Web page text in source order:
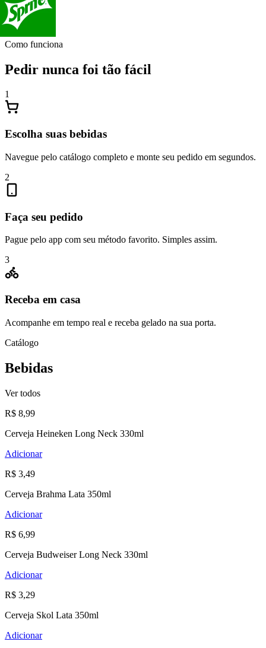
Como funciona
Pedir nunca foi tão fácil
1
Escolha suas bebidas
Navegue pelo catálogo completo e monte seu pedido em segundos.
2
Faça seu pedido
Pague pelo app com seu método favorito. Simples assim.
3
Receba em casa
Acompanhe em tempo real e receba gelado na sua porta.
Catálogo
Bebidas
Ver todos
R$ 8,99
Cerveja Heineken Long Neck 330ml
Adicionar
R$ 3,49
Cerveja Brahma Lata 350ml
Adicionar
R$ 6,99
Cerveja Budweiser Long Neck 330ml
Adicionar
R$ 3,29
Cerveja Skol Lata 350ml
Adicionar